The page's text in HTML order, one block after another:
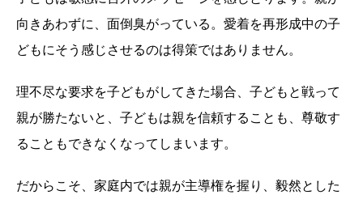
向きあわずに、面倒臭がっている。愛着を再形成中の子
どもにそう感じさせるのは得策ではありません。
理不尽な要求を子どもがしてきた場合、子どもと戦って
親が勝たないと、子どもは親を信頼することも、尊敬す
ることもできなくなってしまいます。
だからこそ、家庭内では親が主導権を握り、毅然とした